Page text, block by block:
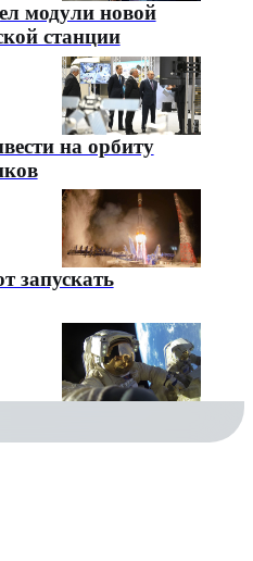
модули новой
станции
на орбиту
запускать